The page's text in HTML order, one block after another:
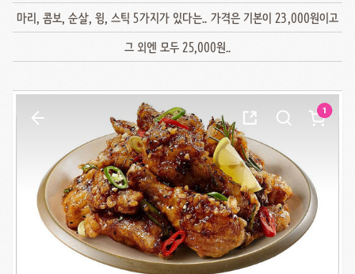
마리, 콤보, 순살, 윙, 스틱 5가지가 있다는.. 가격은 기본이 23,000원이고
그 외엔 모두 25,000원..